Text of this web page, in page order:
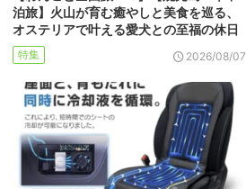
泊旅】火山が育む癒やしと美食を巡る、
オステリアで叶える愛犬との至福の休日
特集 2026/08/07